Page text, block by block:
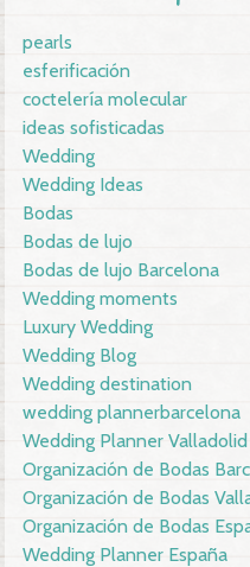
pearls
esferificación
coctelería molecular
ideas sofisticadas
Wedding
Wedding Ideas
Bodas
Bodas de lujo
Bodas de lujo Barcelona
Wedding moments
Luxury Wedding
Wedding Blog
Wedding destination
wedding plannerbarcelona
Wedding Planner Valladolid
Organización de Bodas
Organización de Bodas
Organización de Bodas
Wedding Planner España